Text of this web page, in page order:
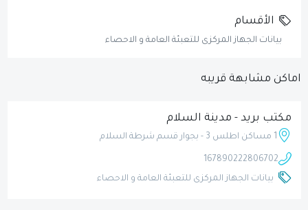
الأقسام
بيانات الجهاز المركزى للتعبئة العامة و الاحصاء
اماكن مشابهة قريبه
مكتب بريد - مدينة السلام
1 مساكن اطلس 3 - بجوار قسم شرطة السلام
0222806702
16789
بيانات الجهاز المركزى للتعبئة العامة و الاحصاء